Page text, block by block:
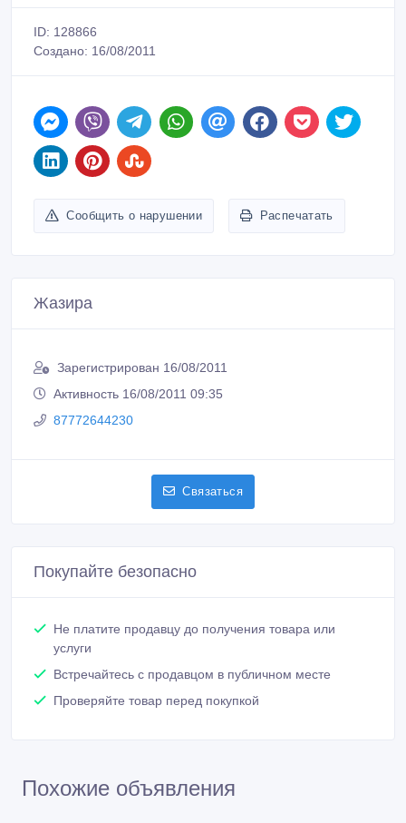
ID: 128866
Создано: 16/08/2011
Сообщить о нарушении Распечатать
Жазира
Зарегистрирован 16/08/2011
Активность 16/08/2011 09:35
87772644230
Связаться
Покупайте безопасно
Не платите продавцу до получения товара или
услуги
Встречайтесь с продавцом в публичном месте
Проверяйте товар перед покупкой
Похожие объявления